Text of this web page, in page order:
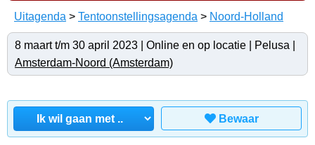
Uitagenda > Tentoonstellingsagenda > Noord-Holland
8 maart t/m 30 april 2023 | Online en op locatie | Pelusa |
Amsterdam-Noord (Amsterdam)
Bewaar